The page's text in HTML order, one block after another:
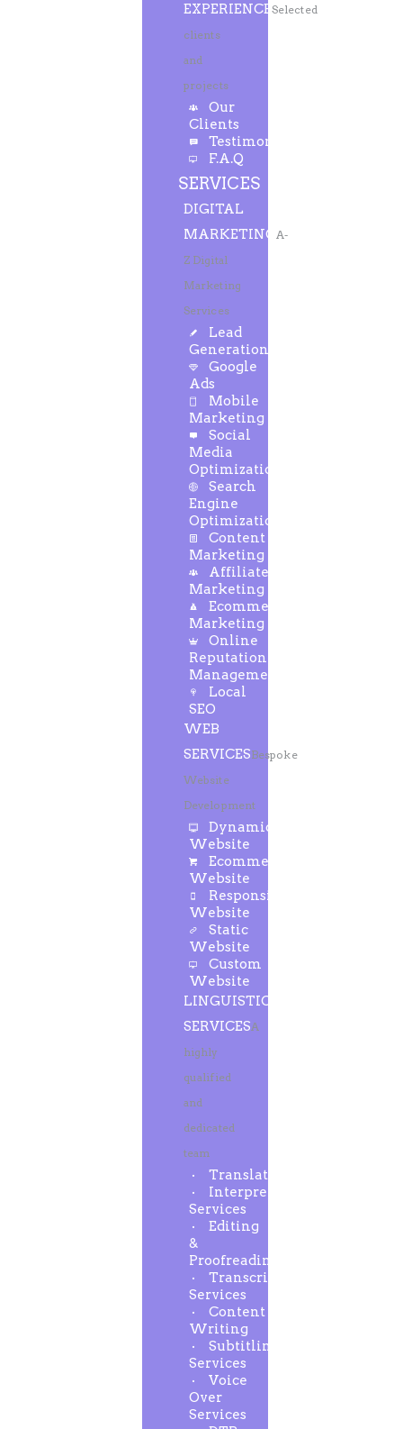
EXPERIENCE Selected
clients
and
projects
Our
Clients
Testimonials
F.A.Q
SERVICES
DIGITAL
MARKETING A-
Z Digital
Marketing
Services
Lead
Generation
Google
Ads
Mobile
Marketing
Social
Media
Optimization
Search
Engine
Optimization
Content
Marketing
Affiliate
Marketing
Ecommerce
Marketing
Online
Reputation
Management
Local
SEO
WEB
SERVICESBespoke
Website
Development
Dynamic
Website
Ecommerce
Website
Responsive
Website
Static
Website
Custom
Website
LINGUISTIC
SERVICESA
highly
qualified
and
dedicated
team
Translation
Interpreting
Services
Editing
&
Proofreading
Transcription
Services
Content
Writing
Subtitling
Services
Voice
Over
Services